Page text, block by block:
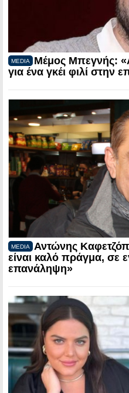
MEDIA
Μέμος Μπεγνής:
για ένα γκέι φιλί στην
MEDIA
Αντώνης
είναι καλό πράγμα, σε
επανάληψη»